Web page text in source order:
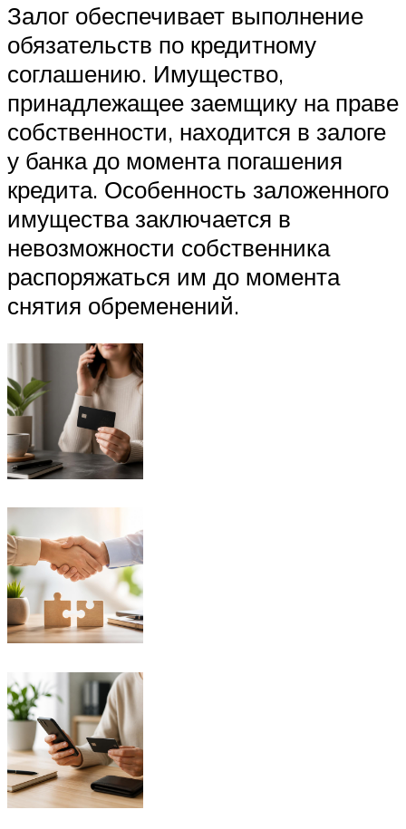
Залог обеспечивает выполнение
обязательств по кредитному
соглашению. Имущество,
принадлежащее заемщику на праве
собственности, находится в залоге
у банка до момента погашения
кредита. Особенность заложенного
имущества заключается в
невозможности собственника
распоряжаться им до момента
снятия обременений.